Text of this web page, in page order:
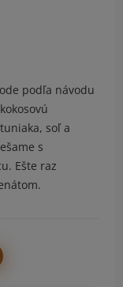
podľa návodu
soľ a
s
Ešte raz